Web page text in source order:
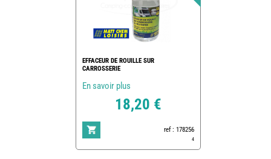
EFFACEUR DE ROUILLE SUR
CARROSSERIE
En savoir plus
18,20 €
ref : 178256
4